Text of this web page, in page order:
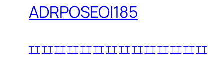
ADRPOSEOI185
TTTTTTTTTTTTTTTTTTTTTTTTTTTT